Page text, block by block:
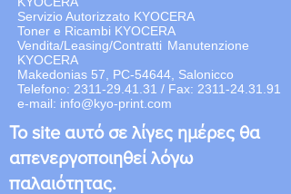
Servizio Autorizzato KYOCERA
Toner e Ricambi KYOCERA
Vendita/Leasing/Contratti Manutenzione
KYOCERA
Makedonias 57, PC-54644, Salonicco
Telefono: 2311-29.41.31 / Fax: 2311-24.31.91
e-mail: info@kyo-print.com
Το site αυτό σε λίγες ημέρες θα
απενεργοποιηθεί λόγω
παλαιότητας.